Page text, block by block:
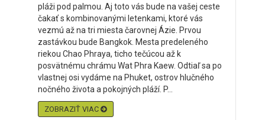
pláži pod palmou. Aj toto vás bude na vašej ceste
čakať s kombinovanými letenkami, ktoré vás
vezmú až na tri miesta čarovnej Ázie. Prvou
zastávkou bude Bangkok. Mesta predeleného
riekou Chao Phraya, ticho tečúcou až k
posvätnému chrámu Wat Phra Kaew. Odtiaľ sa po
vlastnej osi vydáme na Phuket, ostrov hlučného
nočného života a pokojných pláží. P...
ZOBRAZIŤ VIAC